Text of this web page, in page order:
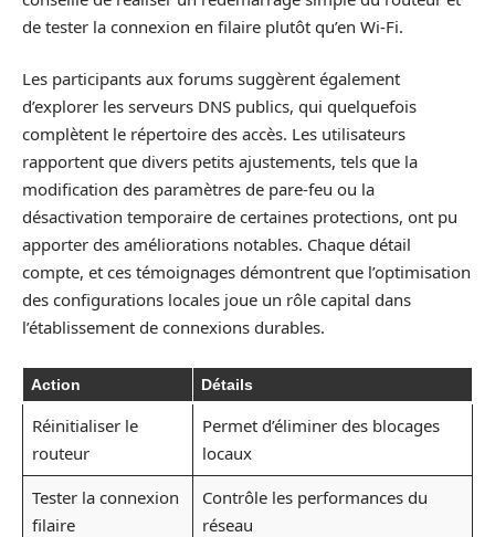
de tester la connexion en filaire plutôt qu’en Wi-Fi.
Les participants aux forums suggèrent également
d’explorer les serveurs DNS publics, qui quelquefois
complètent le répertoire des accès. Les utilisateurs
rapportent que divers petits ajustements, tels que la
modification des paramètres de pare-feu ou la
désactivation temporaire de certaines protections, ont pu
apporter des améliorations notables. Chaque détail
compte, et ces témoignages démontrent que l’optimisation
des configurations locales joue un rôle capital dans
l’établissement de connexions durables.
Action Détails
Réinitialiser le
routeur
Permet d’éliminer des blocages
locaux
Tester la connexion
filaire
Contrôle les performances du
réseau